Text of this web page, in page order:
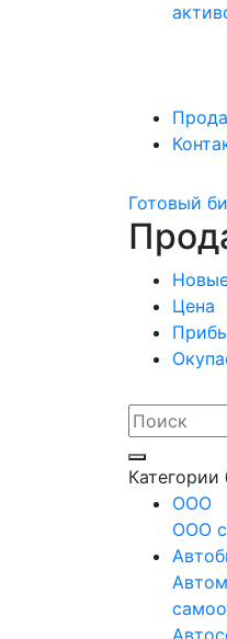
Готовый
Цена
Категории
OOO
ООО с